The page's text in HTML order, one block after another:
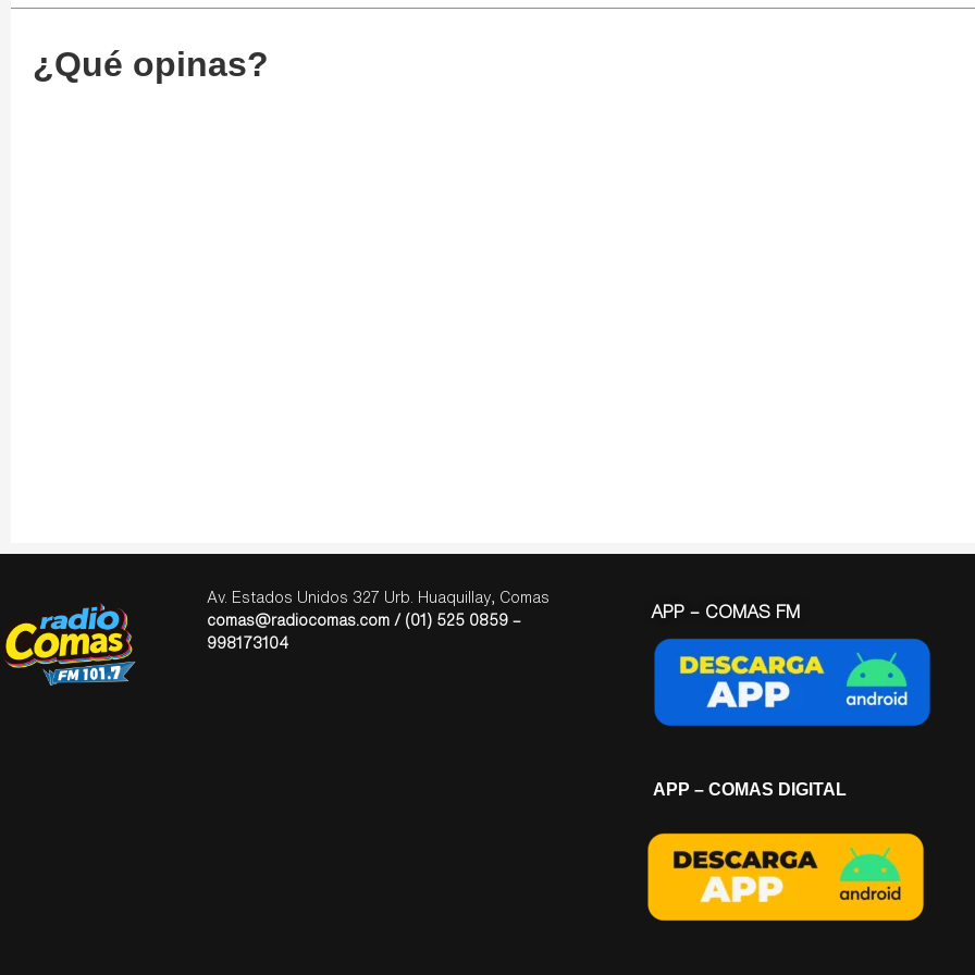
¿Qué opinas?
Av. Estados Unidos 327 Urb. Huaquillay, Comas
comas@radiocomas.com / (01) 525 0859 –
998173104
APP – COMAS FM
APP – COMAS DIGITAL